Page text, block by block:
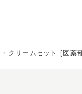
クリームセット [医薬